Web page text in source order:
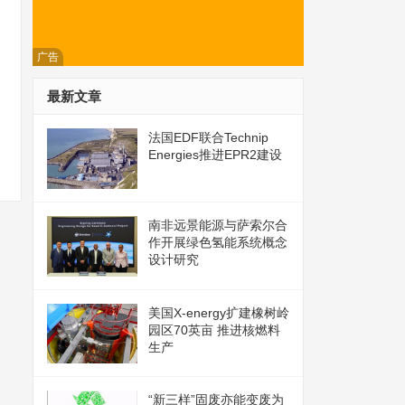
广告
最新文章
法国EDF联合Technip
Energies推进EPR2建设
南非远景能源与萨索尔合
作开展绿色氢能系统概念
设计研究
美国X-energy扩建橡树岭
园区70英亩 推进核燃料
生产
“新三样”固废亦能变废为